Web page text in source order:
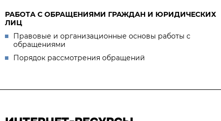
РАБОТА С ОБРАЩЕНИЯМИ ГРАЖДАН И ЮРИДИЧЕСКИХ
ЛИЦ
Правовые и организационные основы работы с
обращениями
Порядок рассмотрения обращений